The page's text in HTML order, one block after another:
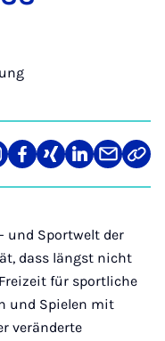
Teilen
auf
Teilen
auf
Teilen
auf
Teilen
über
Mail
Link
und Sportwelt der
dass längst nicht
für sportliche
und Spielen mit
veränderte